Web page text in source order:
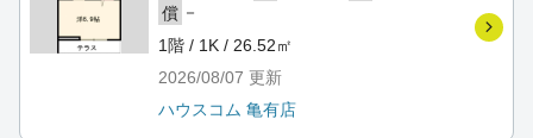
償 －
1階 / 1K / 26.52㎡
2026/08/07 更新
ハウスコム 亀有店